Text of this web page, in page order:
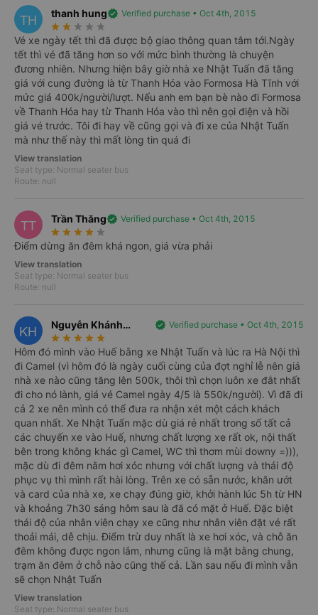
24/7 support
Dedicated hotline staff for prompt advice and aid during
issues or emergencies.
Seat pre-selection
Select desired pick-up and drop-off points.
Accurate information
Bus operators continually update schedules and prices.
Attractive deals
Thousands of coupons with FlashSale, Early bird, and
Last minute booking sales.
Nhat Tuan bus Information
Xe Nhật Tuấnđi Huế đã và đang từng bước giành được sự tín nhiệm từ
cùng đội ngũ tài xế chuyên nghiệp đầy kinh nghiệm. Điểm dừng ăn đêm do
hãng xe khách Nhật Tuấn tuyển chọn có những món ăn ngon, giá vừa phải
sẽ mang đến những phút giây thư giãn cho quý khách.
I.Đặt véxe Nhật Tuấn đi Huếtừ Hà Nội và các vấn đề cần lưu
ý:
Vị trí còn trống khi đặt vé xe Nhật Tuấn sẽ tùy thuộc vào thời điểm khách
hàng liên hệ. Thường vào các ngày cuối tuần, lượng hành khách di chuyển
sẽ nhiều hơn, nên để có được vị trí tốt, bạn cần lập kế hoạch sớm và liên
hệ đặt giữ chỗ trước.
TH thanh hungverified Verified purchase • Oct 4th, 2015
star_rate star_rate star_rate star_rate star_rate
Vé xe ngày tết thì đã được bộ giao thông quan tâm tới.Ngày
tết thì vé đã tăng hơn so với mức bình thường là chuyện
đương nhiên. Nhưng hiện bây giờ nhà xe Nhật Tuấn đã tăng
giá với cung đường là từ Thanh Hóa vào Formosa Hà Tĩnh với
mức giá 400k/người/lượt. Nếu anh em bạn bè nào đi Formosa
về Thanh Hóa hay từ Thanh Hóa vào thì nên gọi điện và hồi
giá vé trước. Tôi đi hay về cũng gọi và đi xe của Nhật Tuấn
mà như thế này thì mất lòng tin quá đi
View translation
Seat type: Normal seater bus
Route: null
TT Trần Thăngverified Verified purchase • Oct 4th, 2015
star_rate star_rate star_rate star_rate star_rate
Điểm dừng ăn đêm khá ngon, giá vừa phải
View translation
Seat type: Normal seater bus
Route: null
KH
Nguyễn Khánh
Hương
verified Verified purchase • Oct 4th, 2015
star_rate star_rate star_rate star_rate star_rate
Hôm đó mình vào Huế bằng xe Nhật Tuấn và lúc ra Hà Nội thì
đi Camel (vì hôm đó là ngày cuối cùng của đợt nghỉ lễ nên giá
nhà xe nào cũng tăng lên 500k, thôi thì chọn luôn xe đắt nhất
đi cho nó lành, giá vé Camel ngày 4/5 là 550k/người). Vì đã đi
cả 2 xe nên mình có thể đưa ra nhận xét một cách khách
quan nhất. Xe Nhật Tuấn mặc dù giá rẻ nhất trong số tất cả
các chuyến xe vào Huế, nhưng chất lượng xe rất ok, nội thất
bên trong không khác gì Camel, WC thì thơm mùi downy =))),
mặc dù đi đêm nằm hơi xóc nhưng với chất lượng và thái độ
phục vụ thì mình rất hài lòng. Trên xe có sẵn nước, khăn ướt
và card của nhà xe, xe chạy đúng giờ, khởi hành lúc 5h từ HN
và khoảng 7h30 sáng hôm sau là đã có mặt ở Huế. Đặc biệt
thái độ của nhân viên chạy xe cũng như nhân viên đặt vé rất
thoải mái, dễ chịu. Điểm trừ duy nhất là xe hơi xóc, và chỗ ăn
đêm không được ngon lắm, nhưng cũng là mặt bằng chung,
trạm ăn đêm ở chỗ nào cũng thế cả. Lần sau nếu đi mình vẫn
sẽ chọn Nhật Tuấn
View translation
Seat type: Normal seater bus